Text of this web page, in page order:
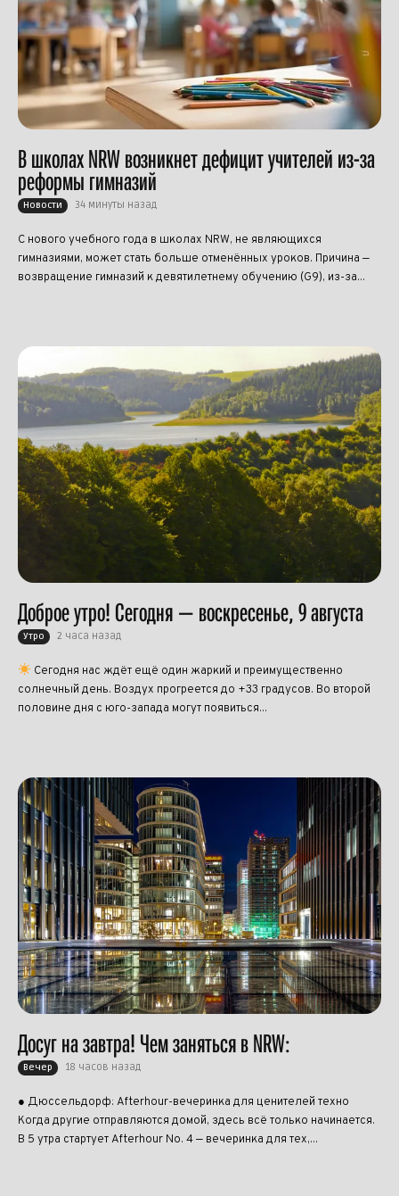
В школах NRW возникнет дефицит учителей из-за
реформы гимназий
Новости 34 минуты назад
С нового учебного года в школах NRW, не являющихся
гимназиями, может стать больше отменённых уроков. Причина —
возвращение гимназий к девятилетнему обучению (G9), из-за...
Доброе утро! Сегодня — воскресенье, 9 августа
Утро 2 часа назад
Сегодня нас ждёт ещё один жаркий и преимущественно
солнечный день. Воздух прогреется до +33 градусов. Во второй
половине дня с юго-запада могут появиться...
Досуг на завтра! Чем заняться в NRW:
Вечер 18 часов назад
● Дюссельдорф: Afterhour-вечеринка для ценителей техно
Когда другие отправляются домой, здесь всё только начинается.
В 5 утра стартует Afterhour No. 4 — вечеринка для тех,...